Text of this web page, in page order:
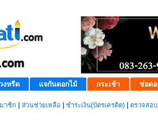
งหรีด แจกันดอกไม้ กระเช้า ช่อดอ
าชิก ส่วนช่วยเหลือ ชำระเงิน(บัตรเครดิต) ตรวจสอ